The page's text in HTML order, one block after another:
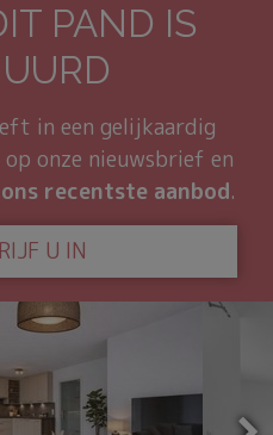
PAND IS
in een gelijkaardig
op onze nieuwsbrief en
ons recentste aanbod.
U IN